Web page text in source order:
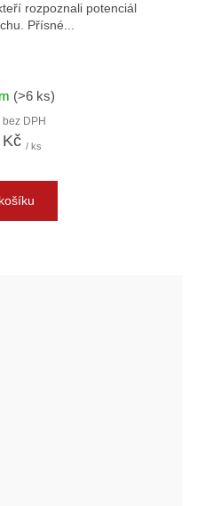
rozpoznali potenciál
Přísné...
(>6 ks)
DPH
/ ks